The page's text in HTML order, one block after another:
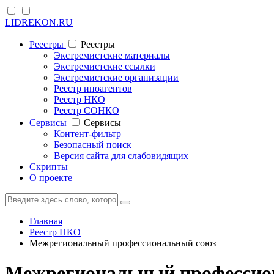
LIDREKON.RU
Реестры
Реестры
Экстремистские материалы
Экстремистские ссылки
Экстремистские организации
Реестр иноагентов
Реестр НКО
Реестр СОНКО
Cервисы
Cервисы
Контент-фильтр
Безопасный поиск
Версия сайта для слабовидящих
Скрипты
О проекте
Главная
Реестр НКО
Межрегиональный профессиональный союз